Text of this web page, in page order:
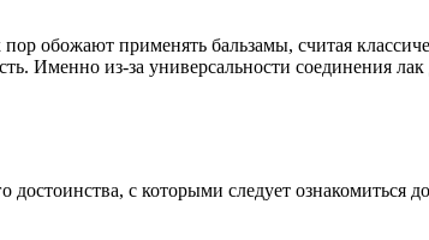
обожают применять бальзамы, считая
Именно из-за универсальности соединения
достоинства, с которыми следует ознакомиться